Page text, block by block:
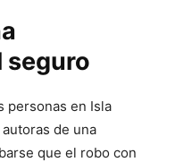
seguro
personas en Isla
de una
que el robo con